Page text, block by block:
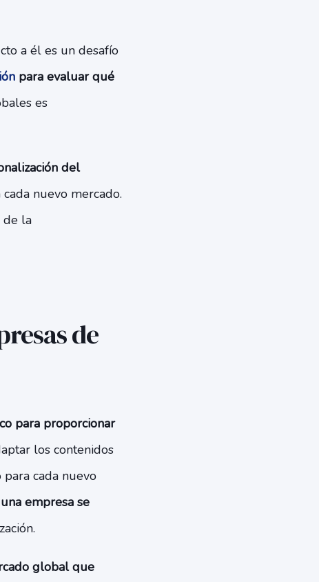
a él es un desafío
para evaluar qué
es
del
nuevo mercado.
de la
de
para proporcionar
los contenidos
cada nuevo
empresa se
global que